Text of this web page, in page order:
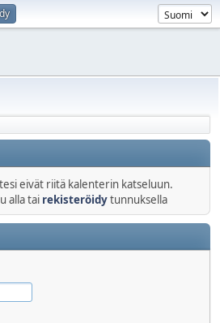
eivät riitä kalenterin katseluun.
alla tai rekisteröidytunnuksella